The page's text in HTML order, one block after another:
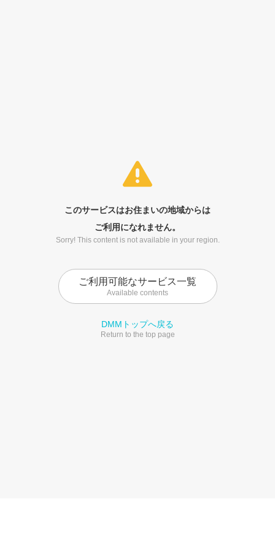
このサービスはお住まいの地域からは
ご利用になれません。
Sorry! This content is not available in your region.
ご利用可能なサービス一覧
Available contents
DMMトップへ戻る
Return to the top page